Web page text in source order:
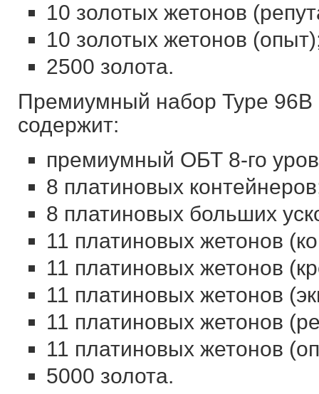
10‌ ‌золотых‌ ‌жетонов‌
10‌ ‌золотых‌ ‌жетонов‌
2500‌ ‌золота.‌ ‌
Премиумный‌ ‌набор‌ ‌‌Type‌ ‌96B‌‌
‌содержит:‌ ‌
премиумный‌ ‌ОБТ‌ ‌8-го‌
8‌ ‌платиновых‌
8‌ ‌платиновых‌ ‌больших‌
11‌ ‌платиновых‌ ‌жетонов‌
11‌ ‌платиновых‌ ‌жетонов‌
11‌ ‌платиновых‌ ‌жетонов‌
11‌ ‌платиновых‌ ‌жетонов‌
11‌ ‌платиновых‌ ‌жетонов‌
5000‌ ‌золота.‌